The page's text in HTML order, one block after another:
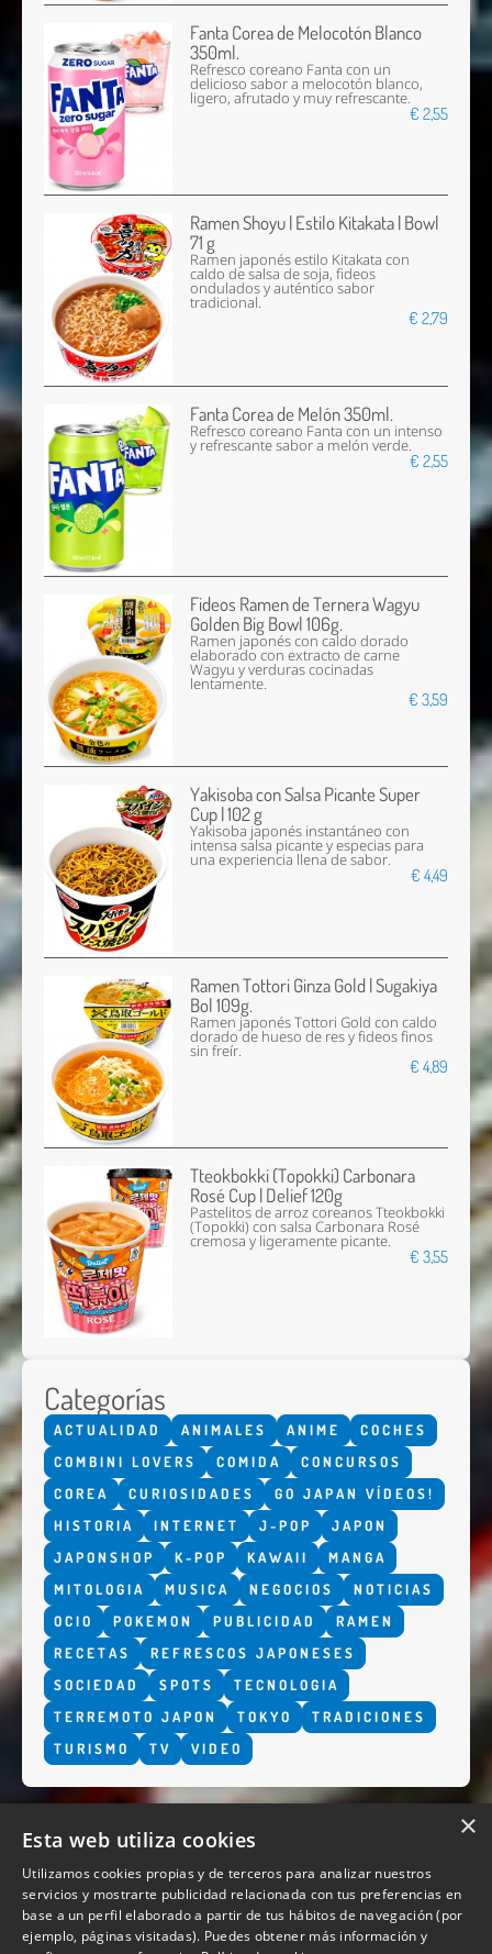
Fanta Corea de Melocotón Blanco
350ml.
Refresco coreano Fanta con un
delicioso sabor a melocotón blanco,
ligero, afrutado y muy refrescante.
€ 2,55
Ramen Shoyu | Estilo Kitakata | Bowl
71 g
Ramen japonés estilo Kitakata con
caldo de salsa de soja, fideos
ondulados y auténtico sabor
tradicional.
€ 2,79
Fanta Corea de Melón 350ml.
Refresco coreano Fanta con un intenso
y refrescante sabor a melón verde.
€ 2,55
Fideos Ramen de Ternera Wagyu
Golden Big Bowl 106g.
Ramen japonés con caldo dorado
elaborado con extracto de carne
Wagyu y verduras cocinadas
lentamente.
€ 3,59
Yakisoba con Salsa Picante Super
Cup | 102 g
Yakisoba japonés instantáneo con
intensa salsa picante y especias para
una experiencia llena de sabor.
€ 4,49
Ramen Tottori Ginza Gold | Sugakiya
Bol 109g.
Ramen japonés Tottori Gold con caldo
dorado de hueso de res y fideos finos
sin freír.
€ 4,89
Tteokbokki (Topokki) Carbonara
Rosé Cup | Delief 120g
Pastelitos de arroz coreanos Tteokbokki
(Topokki) con salsa Carbonara Rosé
cremosa y ligeramente picante.
€ 3,55
Categorías
ACTUALIDAD ANIMALES ANIME
COCHES
COMBINI LOVERS
COMIDA
CONCURSOS
COREA
CURIOSIDADES
GO JAPAN VÍDEOS!
HISTORIA
INTERNET J-POP
JAPON
JAPONSHOP
K-POP KAWAII
MANGA
MITOLOGIA
MUSICA NEGOCIOS
NOTICIAS
OCIO
POKEMON PUBLICIDAD
RAMEN
RECETAS
REFRESCOS JAPONESES
SOCIEDAD
SPOTS
TECNOLOGIA
TERREMOTO JAPON
TOKYO
TRADICIONES
TURISMO
TV VIDEO
QUIENES SOMOS
×
Esta web utiliza cookies
Utilizamos cookies propias y de terceros para analizar nuestros
servicios y mostrarte publicidad relacionada con tus preferencias en
base a un perfil elaborado a partir de tus hábitos de navegación (por
ejemplo, páginas visitadas). Puedes obtener más información y